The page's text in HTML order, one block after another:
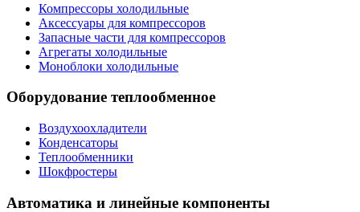
Компрессоры холодильные
Аксессуары для компрессоров
Запасные части для компрессоров
Агрегаты холодильные
Моноблоки холодильные
Оборудование теплообменное
Воздухоохладители
Конденсаторы
Теплообменники
Шокфростеры
Автоматика и линейные компоненты